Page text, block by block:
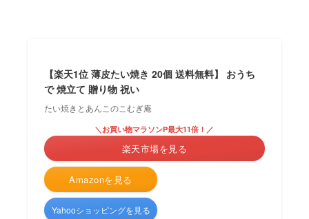
【楽天1位 薄皮たい焼き 20個 送料無料】 おうち
で 焼立て 贈り物 祝い
たい焼きとあんこのこむぎ庵
Amazonを見る
＼お買い物マラソンP最大11倍！／
楽天市場を見る
Yahooショッピングを見る